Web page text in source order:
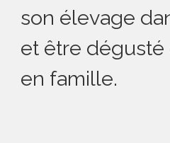
son élevage
et être dégusté
en famille.